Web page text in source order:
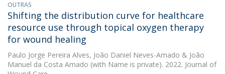
OUTRAS
Shifting the distribution curve for healthcare
resource use through topical oxygen therapy
for wound healing
Paulo Jorge Pereira Alves, João Daniel Neves-Amado & João
Manuel da Costa Amado (with Name is private). 2022. Journal of